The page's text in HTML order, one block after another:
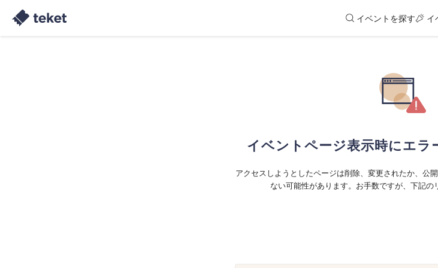
イベントを探す イ
イベントページ表示時にエラ
アクセスしようとしたページは削除、変更されたか、公
ない可能性があります。お手数ですが、下記の